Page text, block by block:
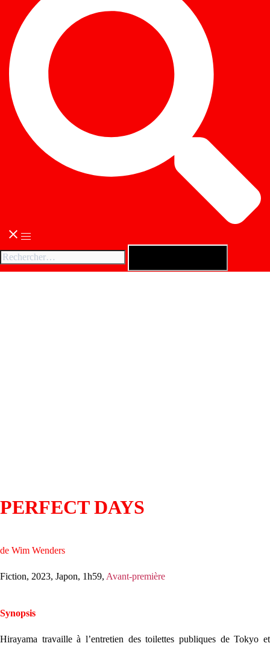
PERFECT DAYS
de Wim Wenders
Fiction, 2023, Japon, 1h59, Avant-première
Synopsis
Hirayama travaille à l’entretien des toilettes publiques de Tokyo et